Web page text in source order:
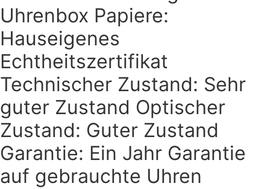
Uhrenbox Papiere:
Hauseigenes
Echtheitszertifikat
Technischer Zustand: Sehr
guter Zustand Optischer
Zustand: Guter Zustand
Garantie: Ein Jahr Garantie
auf gebrauchte Uhren